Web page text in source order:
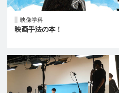
映像学科
映画手法の本！